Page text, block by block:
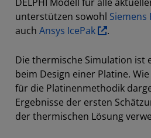
unterstützen sowohl Siemens
auch Ansys IcePak .
Die thermische Simulation ist
beim Design einer Platine.
für die Platinenmethodik
Ergebnisse der ersten
der thermischen Lösung